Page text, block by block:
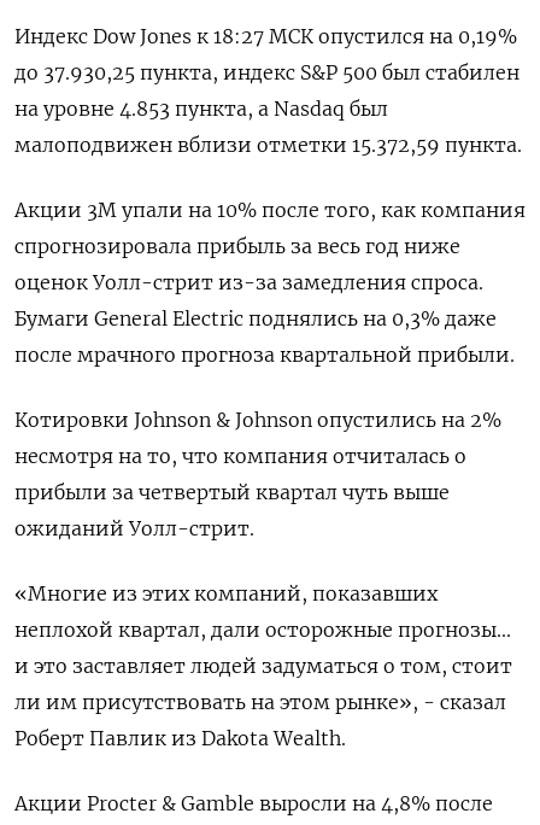
Индекс Dow Jones к 18:27 МСК опустился на 0,19%
до 37.930,25 пункта, индекс S&P 500 был стабилен
на уровне 4.853​ пункта, а Nasdaq был
малоподвижен вблизи отметки 15.372,59 пункта.
Акции 3M упали на 10% после того, как компания
спрогнозировала прибыль за весь год ниже
оценок Уолл-стрит из-за замедления спроса.
Бумаги General Electric поднялись на 0,3% даже
после мрачного прогноза квартальной прибыли.
Котировки Johnson & Johnson опустились на 2%
несмотря на то, что компания отчиталась о
прибыли за четвертый квартал чуть выше
ожиданий Уолл-стрит.
«Многие из этих компаний, показавших
неплохой квартал, дали осторожные прогнозы...
и это заставляет людей задуматься о том, стоит
ли им присутствовать на этом рынке», - сказал
Роберт Павлик из Dakota Wealth.
Акции Procter & Gamble выросли на 4,8% после